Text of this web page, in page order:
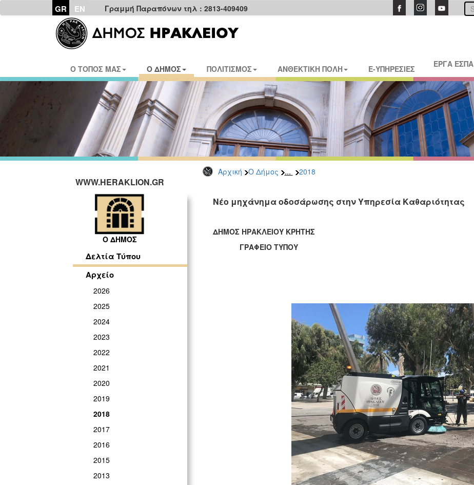
GR EN Γραμμή Παραπόνων τηλ : 2813-409409
Ο ΤΟΠΟΣ ΜΑΣ Ο ΔΗΜΟΣ ΠΟΛΙΤΙΣΜΟΣ ΑΝΘΕΚΤΙΚΗ ΠΟΛΗ E-ΥΠΗΡΕΣΙΕΣ ΕΡΓΑ ΕΣΠΑ
Αρχική Ο Δήμος ... 2018
WWW.HERAKLION.GR
Ο ΔΗΜΟΣ
Δελτία Τύπου
Αρχείο
2026
2025
2024
2023
2022
2021
2020
2019
2018
2017
2016
2015
2013
Νέο μηχάνημα οδοσάρωσης στην Υπηρεσία Καθαριότητας
ΔΗΜΟΣ ΗΡΑΚΛΕΙΟΥ ΚΡΗΤΗΣ
ΓΡΑΦΕΙΟ ΤΥΠΟΥ